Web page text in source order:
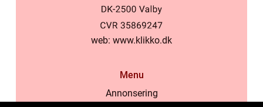
web: www.klikko.dk
Menu
Annonsering